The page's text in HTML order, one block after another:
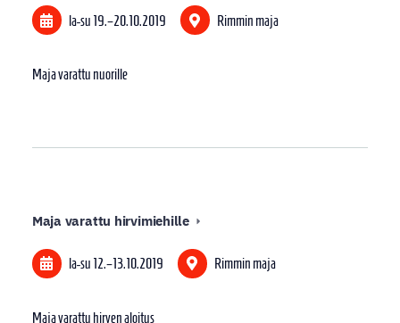
la-su 19. –20.10.2019 Rimmin maja
Maja varattu nuorille
Maja varattu hirvimiehille
la-su 12.–13.10.2019 Rimmin maja
Maja varattu hirven aloitus